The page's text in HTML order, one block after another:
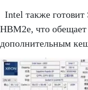
Intel также
HBM2e, что
дополнительным